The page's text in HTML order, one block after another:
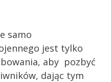
samo
jest tylko
aby pozbyć
dając tym